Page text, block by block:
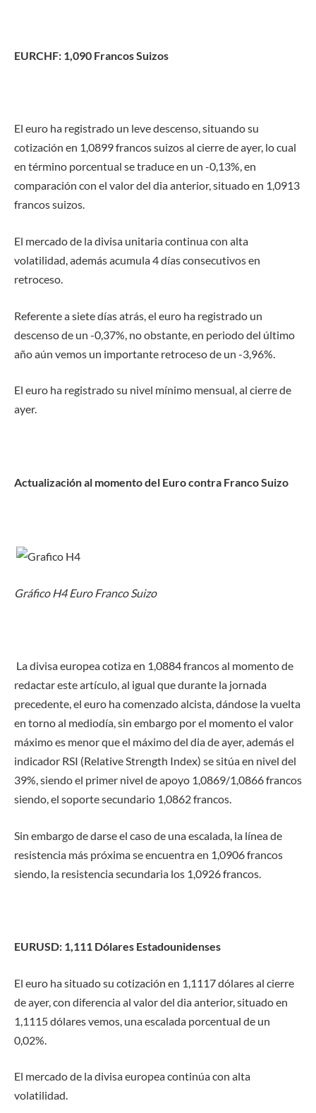
EURCHF: 1,090 Francos Suizos
El euro ha registrado un leve descenso, situando su
cotización en 1,0899 francos suizos al cierre de ayer, lo cual
en término porcentual se traduce en un -0,13%, en
comparación con el valor del dia anterior, situado en 1,0913
francos suizos.
El mercado de la divisa unitaria continua con alta
volatilidad, además acumula 4 días consecutivos en
retroceso.
Referente a siete días atrás, el euro ha registrado un
descenso de un -0,37%, no obstante, en periodo del último
año aún vemos un importante retroceso de un -3,96%.
El euro ha registrado su nivel mínimo mensual, al cierre de
ayer.
Actualización al momento del Euro contra Franco Suizo
Gráfico H4 Euro Franco Suizo
La divisa europea cotiza en 1,0884 francos al momento de
redactar este artículo, al igual que durante la jornada
precedente, el euro ha comenzado alcista, dándose la vuelta
en torno al mediodía, sin embargo por el momento el valor
máximo es menor que el máximo del dia de ayer, además el
indicador RSI (Relative Strength Index) se sitúa en nivel del
39%, siendo el primer nivel de apoyo 1,0869/1,0866 francos
siendo, el soporte secundario 1,0862 francos.
Sin embargo de darse el caso de una escalada, la línea de
resistencia más próxima se encuentra en 1,0906 francos
siendo, la resistencia secundaria los 1,0926 francos.
EURUSD: 1,111 Dólares Estadounidenses
El euro ha situado su cotización en 1,1117 dólares al cierre
de ayer, con diferencia al valor del dia anterior, situado en
1,1115 dólares vemos, una escalada porcentual de un
0,02%.
El mercado de la divisa europea continúa con alta
volatilidad.